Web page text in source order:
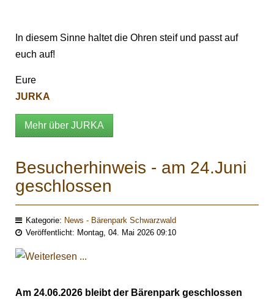
In diesem Sinne haltet die Ohren steif und passt auf
euch auf!
Eure
JURKA
Mehr über JURKA
Besucherhinweis - am 24.Juni
geschlossen
Kategorie: News - Bärenpark Schwarzwald
Veröffentlicht: Montag, 04. Mai 2026 09:10
Am 24.06.2026 bleibt der Bärenpark geschlossen